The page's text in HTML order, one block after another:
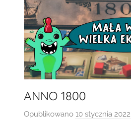
ANNO 1800
Opublikowano 10 stycznia 2022